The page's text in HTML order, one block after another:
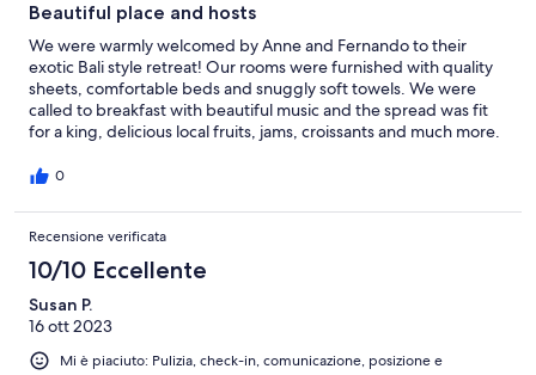
Beautiful place and hosts
We were warmly welcomed by Anne and Fernando to their
exotic Bali style retreat! Our rooms were furnished with quality
sheets, comfortable beds and snuggly soft towels. We were
called to breakfast with beautiful music and the spread was fit
for a king, delicious local fruits, jams, croissants and much more.
the beach. Perfect hosts and very helpful guiding us to great
hosts who will spoil you in every way to make your holiday a
memorable one!
0
Recensione verificata
10/10 Eccellente
Susan P.
16 ott 2023
Mi è piaciuto: Pulizia, check-in, comunicazione, posizione e